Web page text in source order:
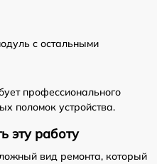
с остальными
профессионального
поломок устройства.
эту работу
вид ремонта, который